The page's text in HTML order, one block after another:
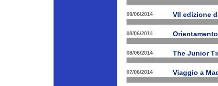
09/06/2014 VII edizione
08/06/2014
08/06/2014 The Junior
07/06/2014 Viaggio a